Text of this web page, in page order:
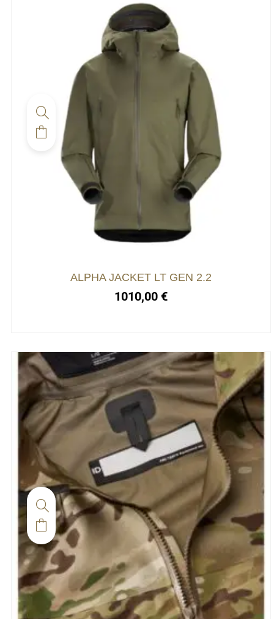
ALPHA JACKET LT GEN 2.2
1010,00 €